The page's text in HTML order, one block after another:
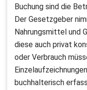
Buchung sind die
Der Gesetzgeber
Nahrungsmittel und
diese auch privat
oder Verbrauch
buchhalterisch